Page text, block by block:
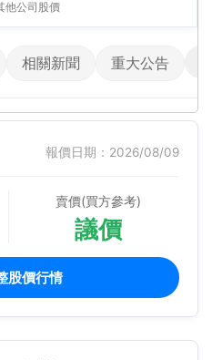
他公司股價
相關新聞 重大公告
報價日期：2026/08/09
賣價(買方參考)
議價
股價行情